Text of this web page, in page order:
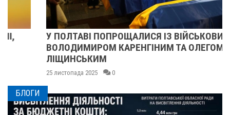
У ПОЛТАВІ ПОПРОЩАЛИСЯ ІЗ ВІЙСЬКОВИМИ
ВОЛОДИМИРОМ КАРЕНГІНИМ ТА ОЛЕГОМ
ЛІЩИНСЬКИМ
25 листопада 2025 0
БЛОГИ